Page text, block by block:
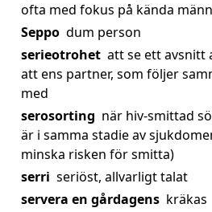
ofta med fokus på kända
Seppo dum person
serieotrohet att se ett avsnitt
att ens partner, som följer
med
serosorting när hiv-smittad
är i samma stadie av
minska risken för smitta)
serri seriöst, allvarligt talat
servera en gårdagens kräkas